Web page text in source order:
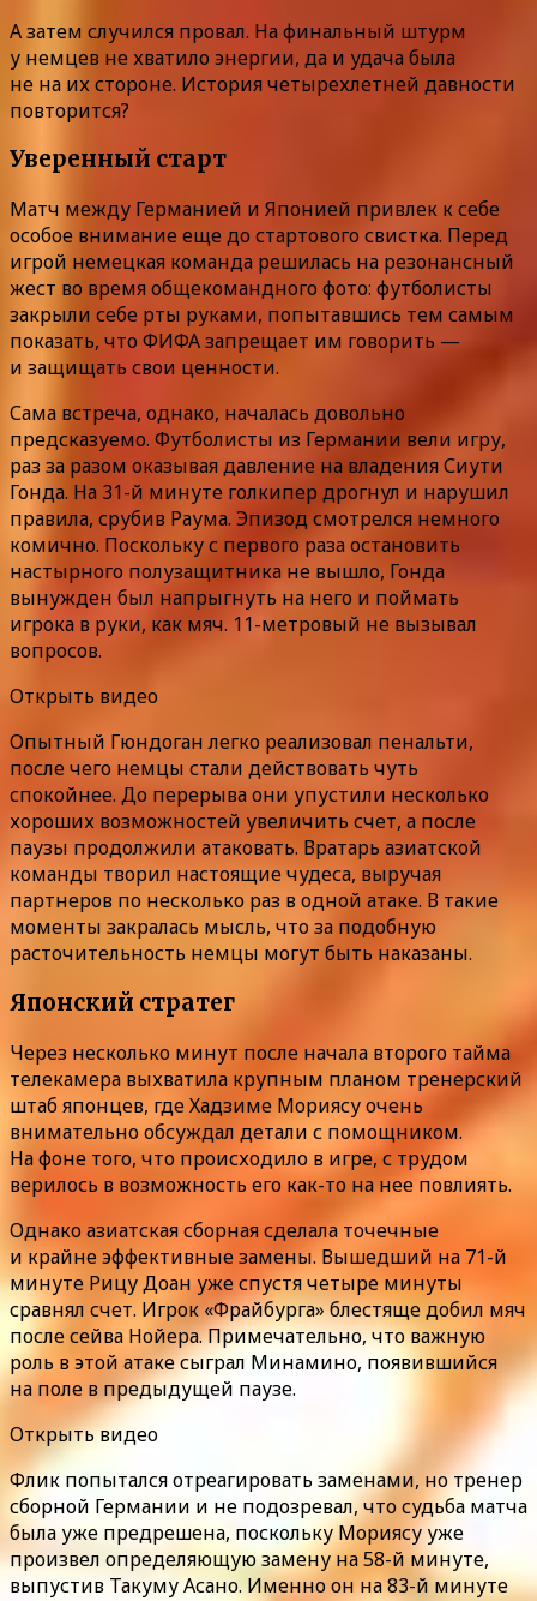
А затем случился провал. На финальный штурм
у немцев не хватило энергии, да и удача была
не на их стороне. История четырехлетней давности
повторится?
Уверенный старт
Матч между Германией и Японией привлек к себе
особое внимание еще до стартового свистка. Перед
игрой немецкая команда решилась на резонансный
жест во время общекомандного фото: футболисты
закрыли себе рты руками, попытавшись тем самым
показать, что ФИФА запрещает им говорить —
и защищать свои ценности.
Сама встреча, однако, началась довольно
предсказуемо. Футболисты из Германии вели игру,
раз за разом оказывая давление на владения Сиути
Гонда. На 31-й минуте голкипер дрогнул и нарушил
правила, срубив Раума. Эпизод смотрелся немного
комично. Поскольку с первого раза остановить
настырного полузащитника не вышло, Гонда
вынужден был напрыгнуть на него и поймать
игрока в руки, как мяч. 11-метровый не вызывал
вопросов.
Открыть видео
Опытный Гюндоган легко реализовал пенальти,
после чего немцы стали действовать чуть
спокойнее. До перерыва они упустили несколько
хороших возможностей увеличить счет, а после
паузы продолжили атаковать. Вратарь азиатской
команды творил настоящие чудеса, выручая
партнеров по несколько раз в одной атаке. В такие
моменты закралась мысль, что за подобную
расточительность немцы могут быть наказаны.
Японский стратег
Через несколько минут после начала второго тайма
телекамера выхватила крупным планом тренерский
штаб японцев, где Хадзиме Мориясу очень
внимательно обсуждал детали с помощником.
На фоне того, что происходило в игре, с трудом
верилось в возможность его как-то на нее повлиять.
Однако азиатская сборная сделала точечные
и крайне эффективные замены. Вышедший на 71-й
минуте Рицу Доан уже спустя четыре минуты
сравнял счет. Игрок «Фрайбурга» блестяще добил мяч
после сейва Нойера. Примечательно, что важную
роль в этой атаке сыграл Минамино, появившийся
на поле в предыдущей паузе.
Открыть видео
Флик попытался отреагировать заменами, но тренер
сборной Германии и не подозревал, что судьба матча
была уже предрешена, поскольку Мориясу уже
произвел определяющую замену на 58-й минуте,
выпустив Такуму Асано. Именно он на 83-й минуте